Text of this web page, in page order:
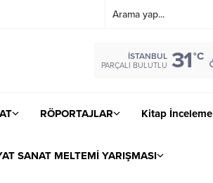
İSTANBUL
PARÇALI BULUTLU 31°C
RÖPORTAJLAR Kitap İnceleme
SANAT MELTEMİ YARIŞMASI